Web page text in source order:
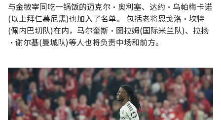
与金敏宰同吃一锅饭的迈克尔•奥利塞、达约•乌帕梅卡诺
(以上拜仁慕尼黑)也加入了名单。 包括老将恩戈洛•坎特
(佩内巴切队)在内，马尔奎斯•图拉姆(国际米兰队)、拉扬
•谢尔基(曼城队)等人也将负责中场和前方。